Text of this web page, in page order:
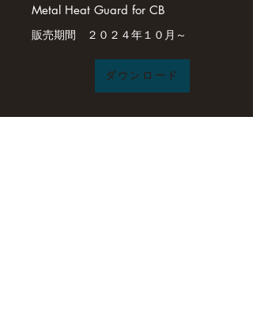
Metal Heat Guard for CB
​販売期間 ２０２４年１０月～
ダウンロード